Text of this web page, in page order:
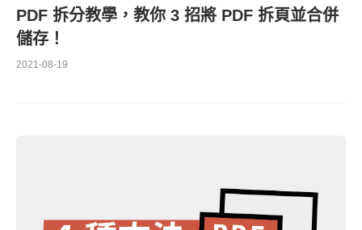
PDF 拆分教學，教你 3 招將 PDF 拆頁並合併
儲存！
2021-08-19